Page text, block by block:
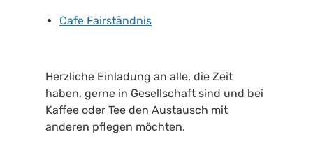
Cafe Fairständnis
Herzliche Einladung an alle, die Zeit
haben, gerne in Gesellschaft sind und bei
Kaffee oder Tee den Austausch mit
anderen pflegen möchten.